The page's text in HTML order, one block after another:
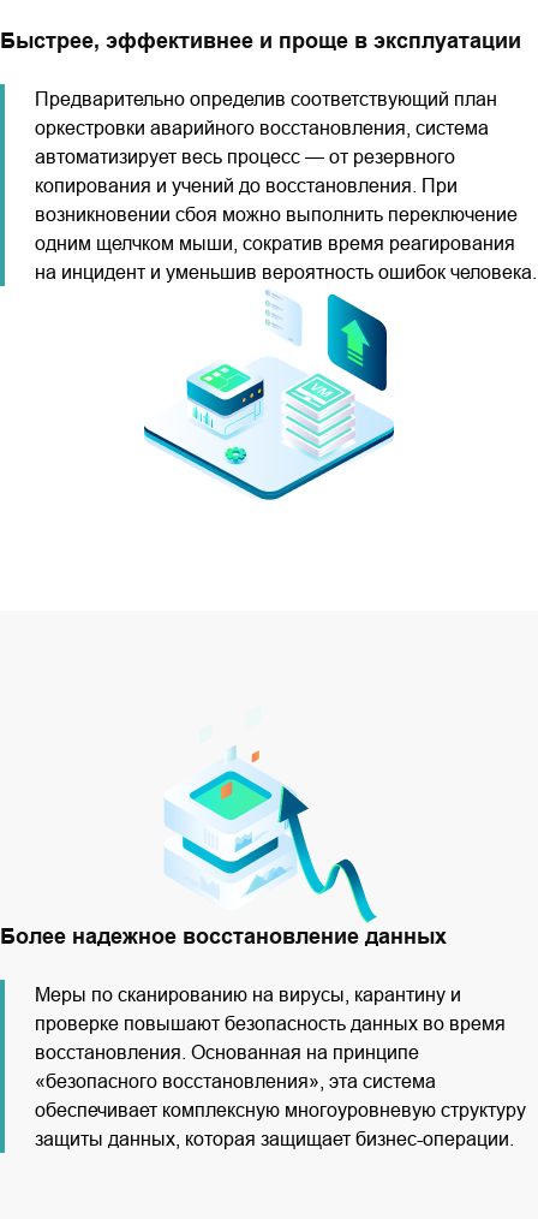
Быстрее, эффективнее и проще в эксплуатации
Предварительно определив соответствующий план
оркестровки аварийного восстановления, система
автоматизирует весь процесс — от резервного
копирования и учений до восстановления. При
возникновении сбоя можно выполнить переключение
одним щелчком мыши, сократив время реагирования
на инцидент и уменьшив вероятность ошибок человека.
Более надежное восстановление данных
Меры по сканированию на вирусы, карантину и
проверке повышают безопасность данных во время
восстановления. Основанная на принципе
«безопасного восстановления», эта система
обеспечивает комплексную многоуровневую структуру
защиты данных, которая защищает бизнес-операции.